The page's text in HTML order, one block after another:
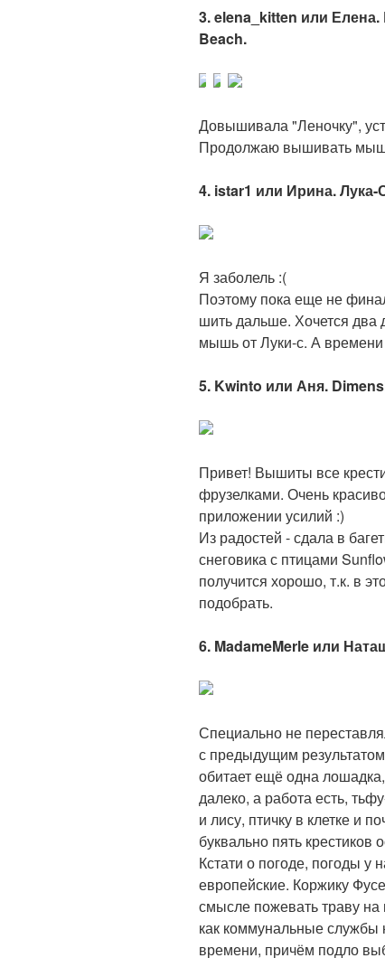
3. elena_kitten или
Beach.
Довышивала "Леночку",
Продолжаю вышивать
4. istar1 или Ирина.
Я заболель :(
Поэтому пока еще не
шить дальше. Хочется два
мышь от Луки-с. А
5. Kwinto или Аня.
Привет! Вышиты все
фрузелками. Очень
приложении усилий :)
Из радостей - сдала в
снеговика с птицами
получится хорошо, т.к. в
подобрать.
6. MadameMerle или
Специально не
с предыдущим
обитает ещё одна
далеко, а работа есть,
и лису, птичку в клетке и
буквально пять крестиков
Кстати о погоде, погоды у
европейские. Коржику
смысле пожевать траву на
как коммунальные
времени, причём подло